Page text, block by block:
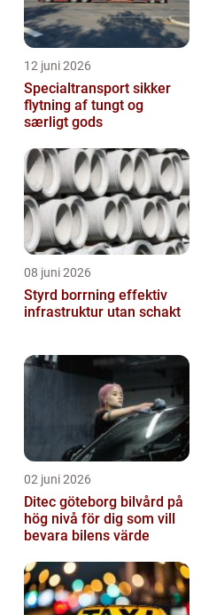
12 juni 2026
Specialtransport sikker
flytning af tungt og
særligt gods
08 juni 2026
Styrd borrning effektiv
infrastruktur utan schakt
02 juni 2026
Ditec göteborg bilvård på
hög nivå för dig som vill
bevara bilens värde